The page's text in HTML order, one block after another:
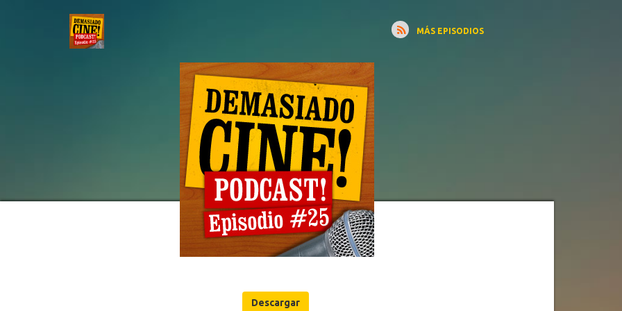
MÁS EPISODIOS
Descargar